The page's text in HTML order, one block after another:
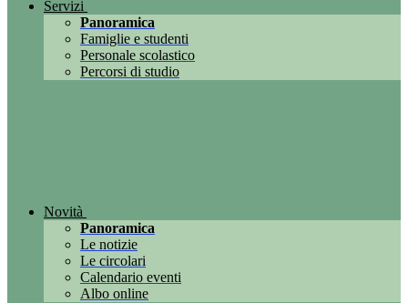
Servizi
Panoramica
Famiglie e studenti
Personale scolastico
Percorsi di studio
Novità
Panoramica
Le notizie
Le circolari
Calendario eventi
Albo online